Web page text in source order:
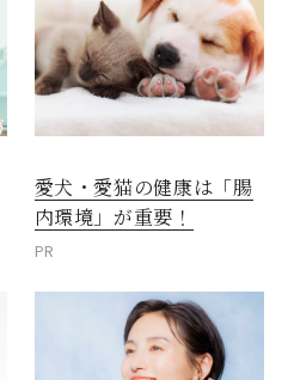
愛犬・愛猫の健康は「腸
内環境」が重要！
PR